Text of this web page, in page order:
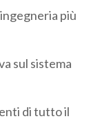
più
sul sistema
di tutto il